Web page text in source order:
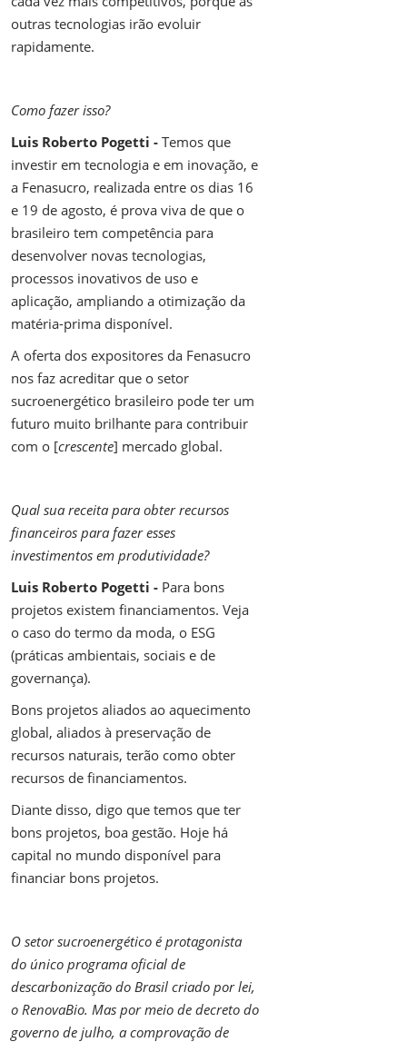
outras tecnologias irão evoluir
rapidamente.
Como fazer isso?
Luis Roberto Pogetti - Temos que
investir em tecnologia e em inovação, e
a Fenasucro, realizada entre os dias 16
e 19 de agosto, é prova viva de que o
brasileiro tem competência para
desenvolver novas tecnologias,
processos inovativos de uso e
aplicação, ampliando a otimização da
matéria-prima disponível.
A oferta dos expositores da Fenasucro
nos faz acreditar que o setor
sucroenergético brasileiro pode ter um
futuro muito brilhante para contribuir
com o [crescente] mercado global.
Qual sua receita para obter recursos
financeiros para fazer esses
investimentos em produtividade?
Luis Roberto Pogetti - Para bons
projetos existem financiamentos. Veja
o caso do termo da moda, o ESG
(práticas ambientais, sociais e de
governança).
Bons projetos aliados ao aquecimento
global, aliados à preservação de
recursos naturais, terão como obter
recursos de financiamentos.
Diante disso, digo que temos que ter
bons projetos, boa gestão. Hoje há
capital no mundo disponível para
financiar bons projetos.
O setor sucroenergético é protagonista
do único programa oficial de
descarbonização do Brasil criado por lei,
o RenovaBio. Mas por meio de decreto do
governo de julho, a comprovação de